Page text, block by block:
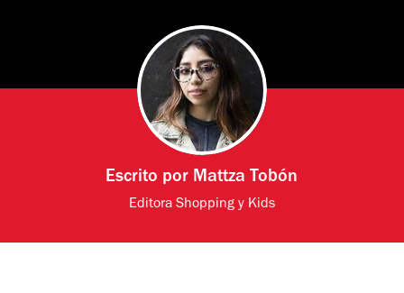
Escrito por Mattza Tobón
Editora Shopping y Kids